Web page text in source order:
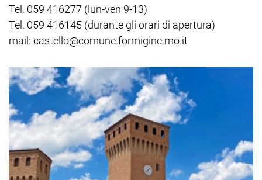
Tel. 059 416277 (lun-ven 9-13)
Tel. 059 416145 (durante gli orari di apertura)
mail: castello@comune.formigine.mo.it